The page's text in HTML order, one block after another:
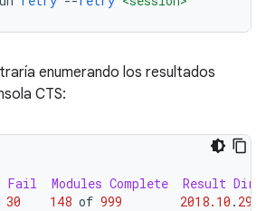
enumerando los resultados
CTS:
Fail Modules Complete Result
30 148 of 999 2018.10 . 29